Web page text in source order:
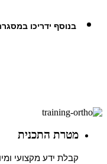
בנוסף ידריכו
מטרת התכנית
קבלת ידע מקצועי